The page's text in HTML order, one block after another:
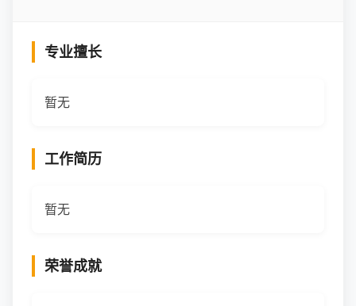
专业擅长
暂无
工作简历
暂无
荣誉成就